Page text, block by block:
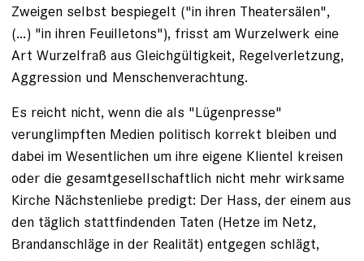
Zweigen selbst bespiegelt ("in ihren Theatersälen",
(…) "in ihren Feuilletons"), frisst am Wurzelwerk eine
Art Wurzelfraß aus Gleichgültigkeit, Regelverletzung,
Aggression und Menschenverachtung.
Es reicht nicht, wenn die als "Lügenpresse"
verunglimpften Medien politisch korrekt bleiben und
dabei im Wesentlichen um ihre eigene Klientel kreisen
oder die gesamtgesellschaftlich nicht mehr wirksame
Kirche Nächstenliebe predigt: Der Hass, der einem aus
den täglich stattfindenden Taten (Hetze im Netz,
Brandanschläge in der Realität) entgegen schlägt,